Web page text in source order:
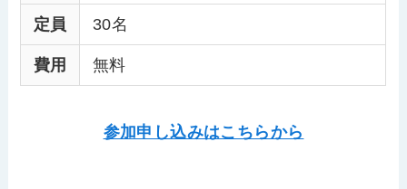
定員 30名
費用 無料
参加申し込みはこちらから